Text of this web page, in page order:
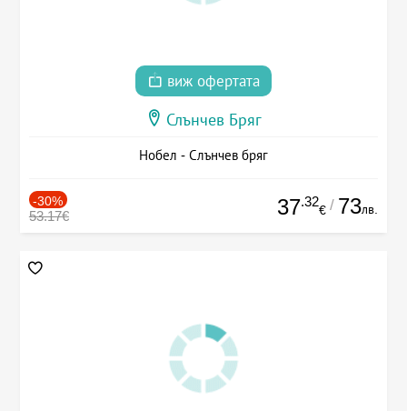
виж офертата
Слънчев Бряг
Нобел - Слънчев бряг
-30%
53.17€ 37.32
€ / 73лв.